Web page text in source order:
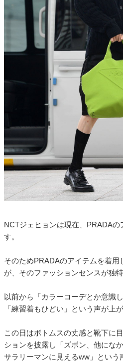
NCTジェヒョンは現在、PRADAの
す。
そのためPRADAのアイテムを着用
が、そのファッションセンスが独特
以前から「カラーコーデとか意識
「練習着もひどい」という声が上
この日はボトムスの丈感と靴下に
ションを披露し「ズボン、他にな
サラリーマンに見えるww」という